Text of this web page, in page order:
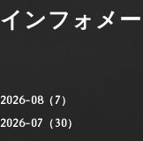
2026-08（7）
2026-07（30）
インフォメ